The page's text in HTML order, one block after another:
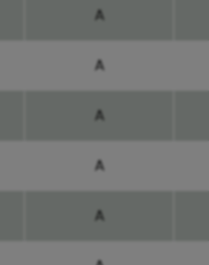
A
A
A
A
A